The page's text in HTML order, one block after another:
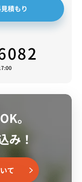
積もり
。
み！
て